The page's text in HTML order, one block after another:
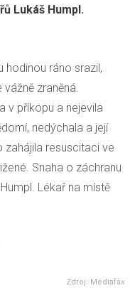
Lukáš Humpl.
hodinou ráno srazil,
zraněná.
v příkopu a nejevila
nedýchala a její
resuscitaci ve
Snaha o záchranu
Lékař na místě
Zdroj: Mediafax